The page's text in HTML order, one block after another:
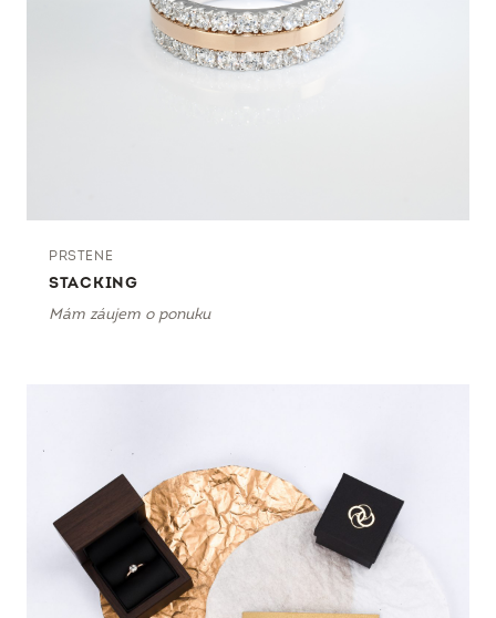
PRSTENE
STACKING
Mám záujem o ponuku